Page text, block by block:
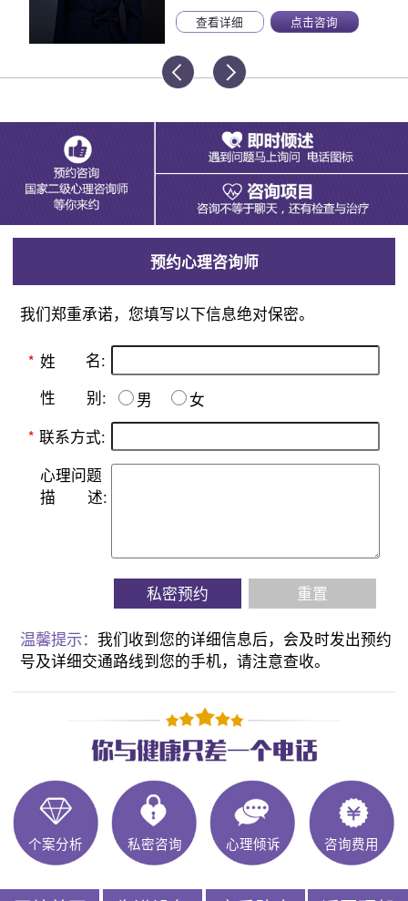
查看详细 点击咨询
预约心理咨询师
我们郑重承诺，您填写以下信息绝对保密。
* 姓 名:
性 别: 男
女
* 联系方式:
心理问题
描
述:
私密预约 重置
温馨提示：我们收到您的详细信息后，会及时发出预约
号及详细交通路线到您的手机，请注意查收。
个案分析 私密咨询 心理倾诉 咨询费用